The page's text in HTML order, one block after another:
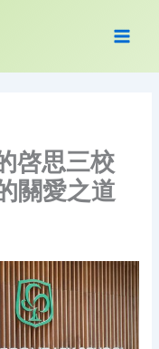
啓思三校
關愛之道